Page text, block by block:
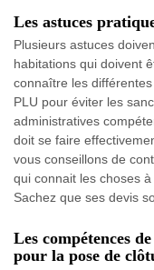
Les astuces
Plusieurs astuces
habitations qui doivent
connaître les
PLU pour éviter les
administratives
doit se faire
vous conseillons de
qui connait les choses
Sachez que ses devis
Les compétences
pour la pose de